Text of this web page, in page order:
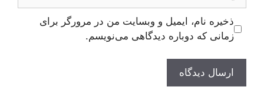
ذخیره نام، ایمیل و وبسایت من در مرورگر برای
زمانی که دوباره دیدگاهی می‌نویسم.